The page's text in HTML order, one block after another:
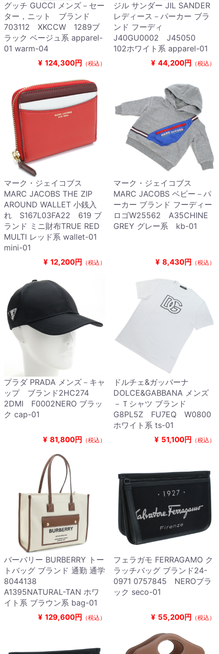
グッチ GUCCI メンズ－セー
ター，ニット ブランド
703112 XKCCW 1289ブ
ラック ベージュ系 apparel-
01 warm-04
¥ 124,300円 （税込）
ジル サンダー JIL SANDER
レディース－パーカー ブラ
ンド フーディ
J40GU0002 J45050
102ホワイト系 apparel-01
¥ 44,200円 （税込）
マーク・ジェイコブス
MARC JACOBS THE ZIP
AROUND WALLET 小銭入
れ S167L03FA22 619 ブ
ランド ミニ財布TRUE RED
MULTI レッド系 wallet-01
mini-01
¥ 12,200円 （税込）
マーク・ジェイコブス
MARC JACOBS ベビー－パ
ーカー ブランド フーディー
ロゴW25562 A35CHINE
GREY グレー系 kb-01
¥ 8,430円 （税込）
プラダ PRADA メンズ－キャ
ップ ブランド2HC274
2DMI F0002NERO ブラッ
ク cap-01
¥ 81,800円 （税込）
ドルチェ&ガッバーナ
DOLCE&GABBANA メンズ
－Ｔシャツ ブランド
G8PL5Z FU7EQ W0800
ホワイト系 ts-01
¥ 51,100円 （税込）
バーバリー BURBERRY トー
トバッグ ブランド 通勤 通学
8044138
A1395NATURAL-TAN ホワ
イト系 ブラウン系 bag-01
¥ 129,600円 （税込）
フェラガモ FERRAGAMO ク
ラッチバッグ ブランド24-
0971 0757845 NEROブラ
ック seco-01
¥ 55,200円 （税込）